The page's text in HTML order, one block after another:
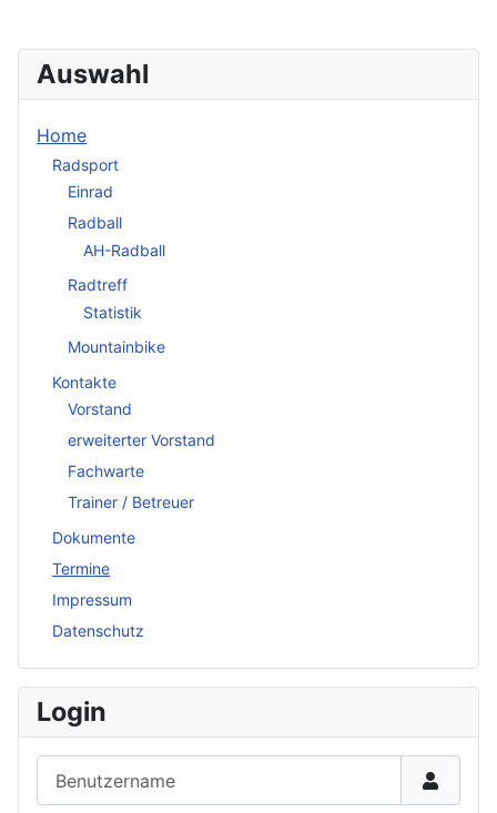
Auswahl
Home
Radsport
Einrad
Radball
AH-Radball
Radtreff
Statistik
Mountainbike
Kontakte
Vorstand
erweiterter Vorstand
Fachwarte
Trainer / Betreuer
Dokumente
Termine
Impressum
Datenschutz
Login